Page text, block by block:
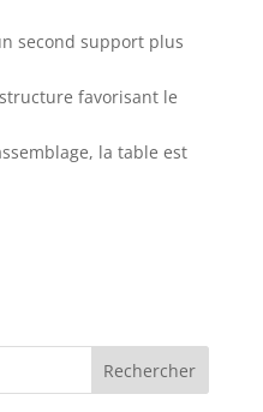
second support plus
favorisant le
la table est